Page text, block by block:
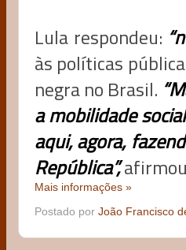
Lula respondeu:
às políticas
negra no Brasil.
a mobilidade
aqui, agora,
República”,
Mais informações »
Postado por João Francisco